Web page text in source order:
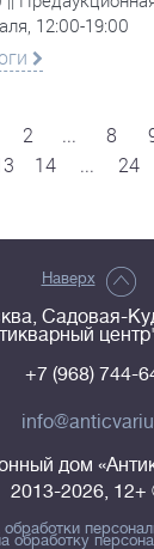
12:00-19:00
2 ... 8
14 ... 24
Наверх
Садовая-
+7 (968) 744-
дом
2013-2026, 12+
обработки
обработку